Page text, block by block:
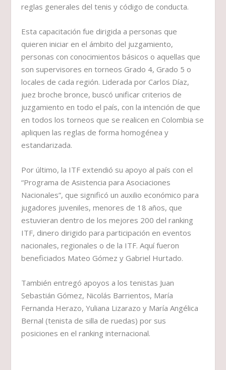
reglas generales del tenis y código de conducta.
Esta capacitación fue dirigida a personas que
quieren iniciar en el ámbito del juzgamiento,
personas con conocimientos básicos o aquellas que
son supervisores en torneos Grado 4, Grado 5 o
locales de cada región. Liderada por Carlos Díaz,
juez broche bronce, buscó unificar criterios de
juzgamiento en todo el país, con la intención de que
en todos los torneos que se realicen en Colombia se
apliquen las reglas de forma homogénea y
estandarizada.
Por último, la ITF extendió su apoyo al país con el
“Programa de Asistencia para Asociaciones
Nacionales”, que significó un auxilio económico para
jugadores juveniles, menores de 18 años, que
estuvieran dentro de los mejores 200 del ranking
ITF, dinero dirigido para participación en eventos
nacionales, regionales o de la ITF. Aquí fueron
beneficiados Mateo Gómez y Gabriel Hurtado.
También entregó apoyos a los tenistas Juan
Sebastián Gómez, Nicolás Barrientos, María
Fernanda Herazo, Yuliana Lizarazo y María Angélica
Bernal (tenista de silla de ruedas) por sus
posiciones en el ranking internacional.